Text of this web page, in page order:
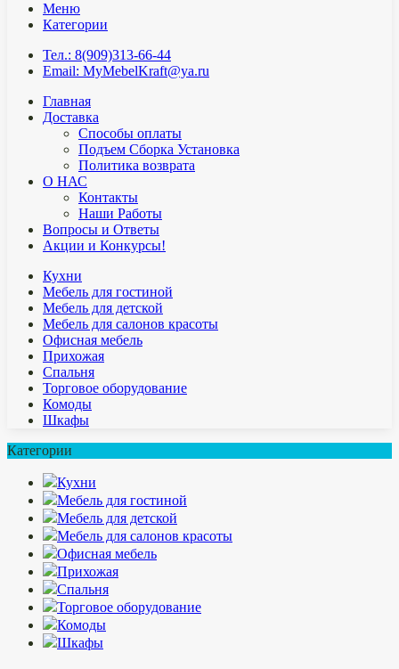
Меню
Категории
Тел.: 8(909)313-66-44
Email: MyMebelKraft@ya.ru
Главная
Доставка
Способы оплаты
Подъем Сборка Установка
Политика возврата
О НАС
Контакты
Наши Работы
Вопросы и Ответы
Акции и Конкурсы!
Кухни
Мебель для гостиной
Мебель для детской
Мебель для салонов красоты
Офисная мебель
Прихожая
Спальня
Торговое оборудование
Комоды
Шкафы
Категории
Кухни
Мебель для гостиной
Мебель для детской
Мебель для салонов красоты
Офисная мебель
Прихожая
Спальня
Торговое оборудование
Комоды
Шкафы